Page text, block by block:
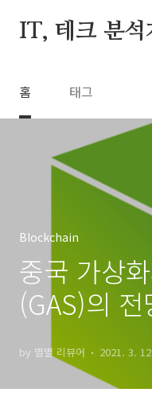
IT, 테크 분석
홈 태그
Blockchain
중국 가상
(GAS)의
by 별별 리뷰어 2021. 3.